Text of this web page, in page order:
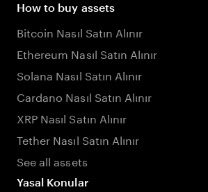
How to buy assets
Bitcoin Nasıl Satın Alınır
Ethereum Nasıl Satın Alınır
Solana Nasıl Satın Alınır
Cardano Nasıl Satın Alınır
XRP Nasıl Satın Alınır
Tether Nasıl Satın Alınır
See all assets
Yasal Konular